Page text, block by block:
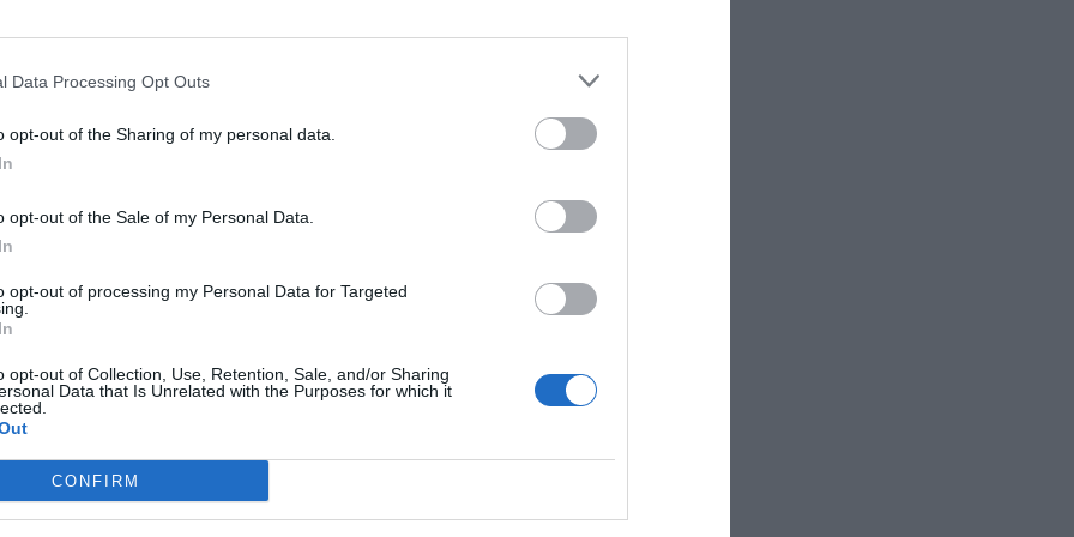
Data Processing Opt Outs
opt-out of the Sharing of my personal data.
opt-out of the Sale of my Personal Data.
opt-out of processing my Personal Data for Targeted
opt-out of Collection, Use, Retention, Sale, and/or Sharing
Data that Is Unrelated with the Purposes for which it
CONFIRM
emprenedores" i ja dóna
Kiwi.com acumula avui més de 50 milions
225.000 actualitzacions de preus per minut
preferida de Google de forma
d'actualitat
ACTIVAR ARA